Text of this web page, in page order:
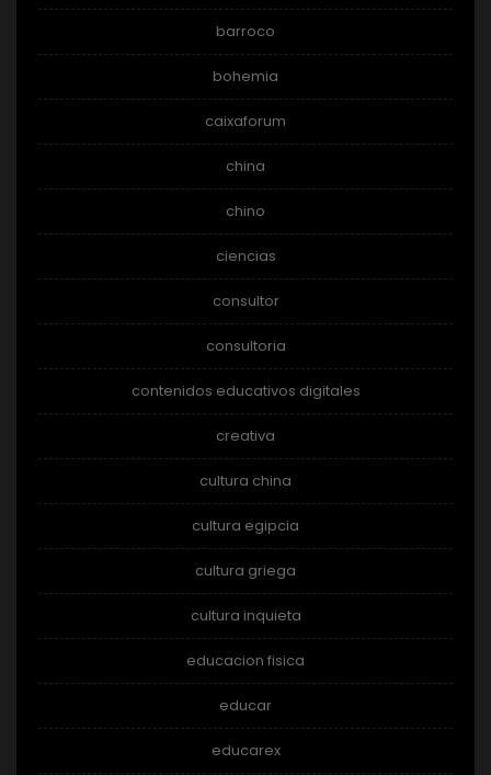
barroco
bohemia
caixaforum
china
chino
ciencias
consultor
consultoria
contenidos educativos digitales
creativa
cultura china
cultura egipcia
cultura griega
cultura inquieta
educacion fisica
educar
educarex